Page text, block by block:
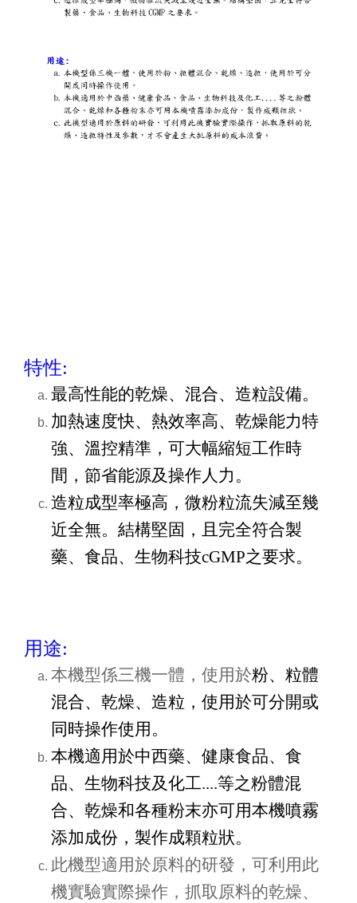
特性:
最高性能的乾燥、混合、造粒設備。
加熱速度快、熱效率高、乾燥能力特
強、溫控精準，可大幅縮短工作時
間，節省能源及操作人力。
造粒成型率極高，微粉粒流失減至幾
近全無。結構堅固，且完全符合製
藥、食品、生物科技cGMP之要求。
用途:
本機型係三機一體，使用於粉、粒體
混合、乾燥、造粒，使用於可分開或
同時操作使用。
本機適用於中西藥、健康食品、食
品、生物科技及化工....等之粉體混
合、乾燥和各種粉末亦可用本機噴霧
添加成份，製作成顆粒狀。
此機型適用於原料的研發，可利用此
機實驗實際操作，抓取原料的乾燥、